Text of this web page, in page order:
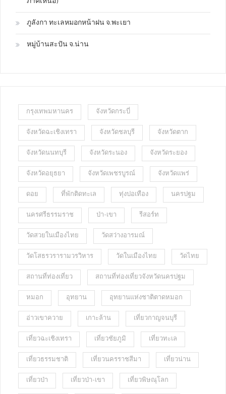
ภูลังกา ทะเลหมอกหน้าฝน จ.พะเยา
หมู่บ้านสะปัน จ.น่าน
กรุงเทพมหานคร จังหวัดกระบี่
จังหวัดฉะเชิงเทรา จังหวัดชลบุรี จังหวัดตาก
จังหวัดนนทบุรี จังหวัดระนอง จังหวัดระยอง
จังหวัดอยุธยา จังหวัดเพชรบูรณ์ จังหวัดแพร่
ดอย ที่พักติดทะเล ทุ่งปอเทือง นครปฐม
นครศรีธรรมราช ป่า-เขา รีสอร์ท
วัดสวยในเมืองไทย วัดสว่างอารมณ์
วัดโสธรวรารามวรวิหาร วัดในเมืองไทย วัดไทย
สถานที่ท่องเที่ยว สถานที่ท่องเที่ยวจังหวัดนครปฐม
หมอก อุทยาน อุทยานแห่งชาติตาดหมอก
อ่าวเขาควาย เกาะล้าน เที่ยวกาญจนบุรี
เที่ยวฉะเชิงเทรา เที่ยวชัยภูมิ เที่ยวทะเล
เที่ยวธรรมชาติ เที่ยวนครราชสีมา เที่ยวน่าน
เที่ยวป่า เที่ยวป่า-เขา เที่ยวพิษณุโลก